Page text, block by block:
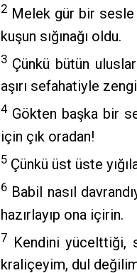
2Melek gür bir sesle
kuşun sığınağı oldu.
3Çünkü bütün uluslar
aşırı sefahatiyle
4Gökten başka bir
için çık oradan!
5Çünkü üst üste
6Babil nasıl
hazırlayıp ona içirin.
7 Kendini yücelttiği,
kraliçeyim, dul